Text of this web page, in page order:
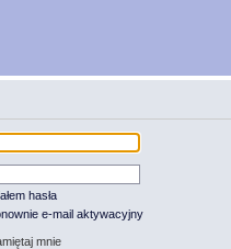
hasła
e-mail aktywacyjny
mnie